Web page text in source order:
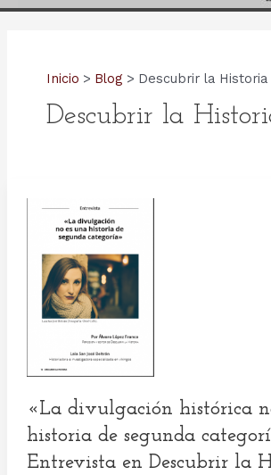
Inicio Blog Descubrir la Historia
Descubrir la
«La divulgación histórica
historia de segunda
Entrevista en Descubrir la